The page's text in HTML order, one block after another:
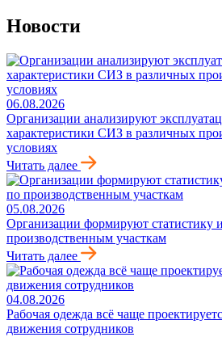
Новости
06.08.2026
Организации анализируют
характеристики СИЗ в различных
условиях
Читать далее
05.08.2026
Организации формируют статистику
производственным участкам
Читать далее
04.08.2026
Рабочая одежда всё чаще
движения сотрудников